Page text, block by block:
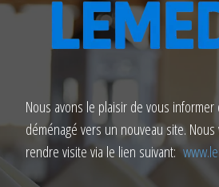
Nous avons le plaisir de vous
déménagé vers un nouveau site.
rendre visite via le lien suivant: